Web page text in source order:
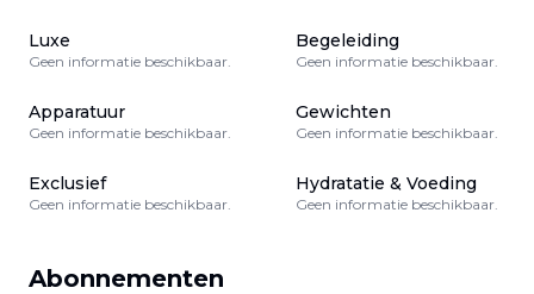
Luxe
Geen informatie beschikbaar.
Begeleiding
Geen informatie beschikbaar.
Apparatuur
Geen informatie beschikbaar.
Gewichten
Geen informatie beschikbaar.
Exclusief
Geen informatie beschikbaar.
Hydratatie & Voeding
Geen informatie beschikbaar.
Abonnementen